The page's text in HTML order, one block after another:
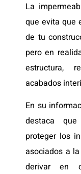
La
que evita que
de tu
pero en
estructura,
acabados
En su
destaca
proteger los
asociados a
derivar en